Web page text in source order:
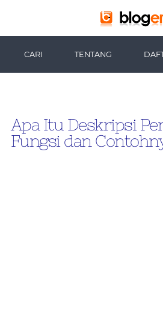
CARI TENTANG
Apa Itu Deskripsi
Fungsi dan